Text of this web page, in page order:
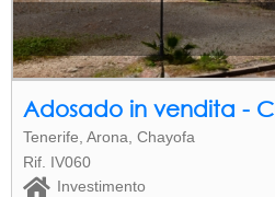
Adosado in vendita -
Tenerife, Arona, Chayofa
Rif. IV060
Investimento